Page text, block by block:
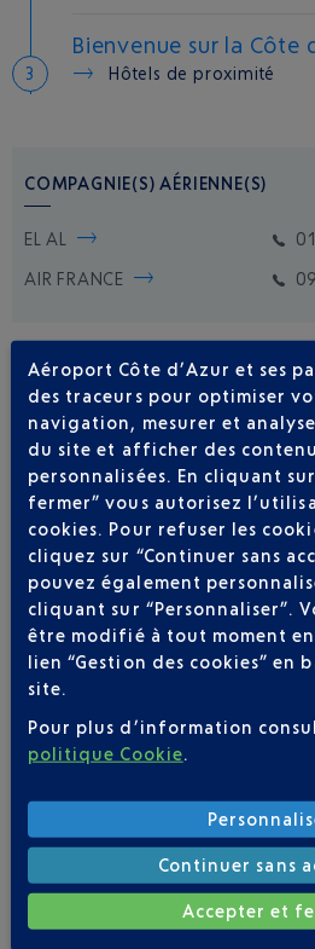
Bienvenue sur la Côte
Hôtels de proximité
COMPAGNIE(S) AÉRIENNE(S)
EL AL
AIR FRANCE
Soyez notifié(e) de
toutes les évolutions
pour ce vol
SERVICE
BAGAGES :
Aéroport Côte d’Azur et ses
des traceurs pour optimiser
navigation, mesurer et
du site et afficher des
personnalisées. En cliquant
fermer” vous autorisez
cookies. Pour refuser les
cliquez sur “Continuer sans
pouvez également
cliquant sur “Personnaliser”.
être modifié à tout moment
lien “Gestion des cookies” en
site.
Pour plus d’information
politique Cookie
Continuer sans
Accepter et